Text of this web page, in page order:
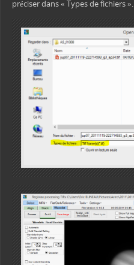
préciser dans « Types de fichiers ».